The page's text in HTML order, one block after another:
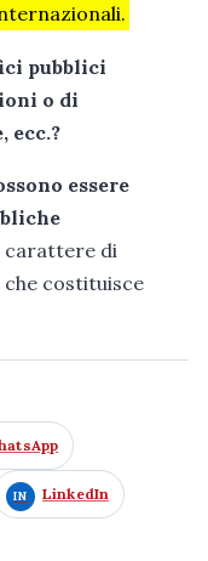
pubblici
o di
ecc.?
essere
carattere di
che costituisce
LinkedIn